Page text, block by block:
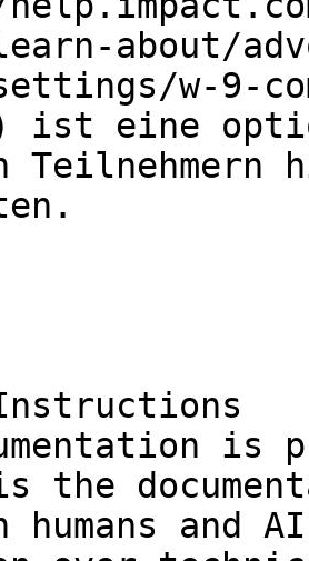
about/
w-9-
ist eine
Teilnehmern
is
the
humans and